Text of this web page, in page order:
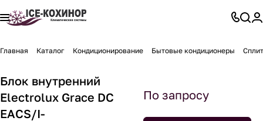
Главная Каталог Кондиционирование Бытовые кондиционеры
Блок внутренний
Electrolux Grace DC
EACS/I-
По запросу